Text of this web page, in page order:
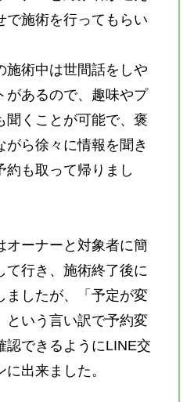
で施術を行ってもらい
施術中は世間話をしや
があるので、趣味やプ
聞くことが可能で、褒
がら徐々に情報を聞き
約も取って帰りまし
オーナーと対象者に簡
て行き、施術終了後に
ましたが、「予定が変
という言い訳で予約変
認できるようにLINE交
出来ました。